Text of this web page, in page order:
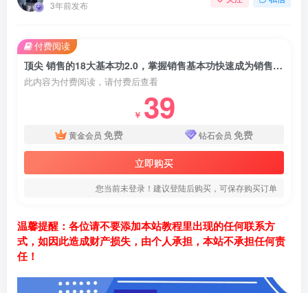
3年前发布
顶尖 销售的18大基本功2.0，掌握销售基本功快速成为销售高手
此内容为付费阅读，请付费后查看
￥ 39
黄金会员 免费 钻石会员 免费
立即购买
您当前未登录！建议登陆后购买，可保存购买订单
付费阅读
温馨提醒：各位请不要添加本站教程里出现的任何联系方
式，如因此造成财产损失，由个人承担，本站不承担任何责
任！